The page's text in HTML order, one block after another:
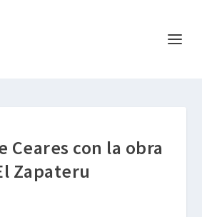
Ceares con la obra
Zapateru